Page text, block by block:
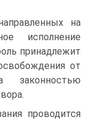
на
исполнение
принадлежит
от
законностью
проводится